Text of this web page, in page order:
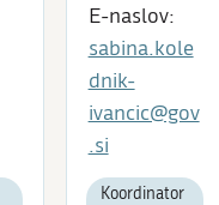
E-naslov:
sabina.kole
dnik-
ivancic@gov
.si
Koordinator